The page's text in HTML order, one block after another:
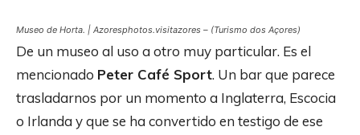
Museo de Horta. | Azoresphotos.visitazores – (Turismo dos Açores)
De un museo al uso a otro muy particular. Es el
mencionado Peter Café Sport. Un bar que parece
trasladarnos por un momento a Inglaterra, Escocia
o Irlanda y que se ha convertido en testigo de ese